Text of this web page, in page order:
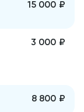
15 000 ₽
3 000 ₽
8 800 ₽